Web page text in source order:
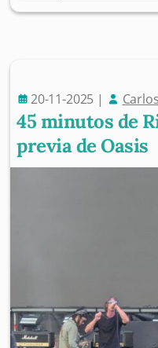
20-11-2025 | Carlos
45 minutos de
previa de Oasis